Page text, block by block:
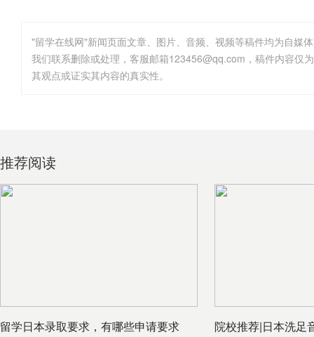
"留学在线网"新闻页面文章、图片、音频、视频等稿件均为自媒
其观点或证实其内容的真实性。
推荐阅读
留学日本录取要求，有哪些申请要求 院校推荐|日本洗足